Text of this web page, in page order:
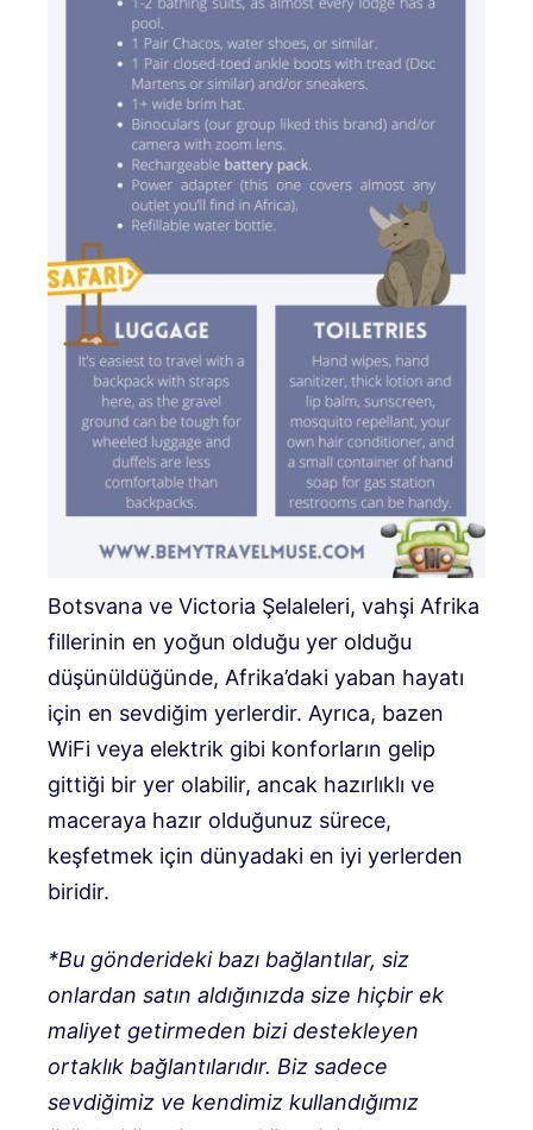
Botsvana ve Victoria Şelaleleri, vahşi Afrika
fillerinin en yoğun olduğu yer olduğu
düşünüldüğünde, Afrika’daki yaban hayatı
için en sevdiğim yerlerdir. Ayrıca, bazen
WiFi veya elektrik gibi konforların gelip
gittiği bir yer olabilir, ancak hazırlıklı ve
maceraya hazır olduğunuz sürece,
keşfetmek için dünyadaki en iyi yerlerden
biridir.
*Bu gönderideki bazı bağlantılar, siz
onlardan satın aldığınızda size hiçbir ek
maliyet getirmeden bizi destekleyen
ortaklık bağlantılarıdır. Biz sadece
sevdiğimiz ve kendimiz kullandığımız